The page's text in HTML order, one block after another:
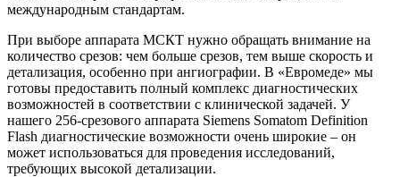
международным стандартам.
При выборе аппарата МСКТ нужно обращать внимание на
количество срезов: чем больше срезов, тем выше скорость и
детализация, особенно при ангиографии. В «Евромеде» мы
готовы предоставить полный комплекс диагностических
возможностей в соответствии с клинической задачей. У
нашего 256-срезового аппарата Siemens Somatom Definition
Flash диагностические возможности очень широкие – он
может использоваться для проведения исследований,
требующих высокой детализации.